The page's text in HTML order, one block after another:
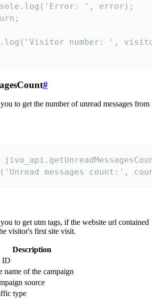
', error);
number: ',
#
to get the number of unread messages from
messages count:',
to get utm tags, if the website url contained
visitor's first site visit.
Description
ID
name of the campaign
source
type